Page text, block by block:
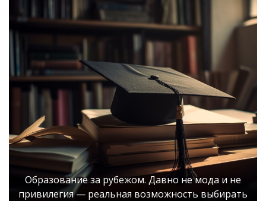
Образование за рубежом. Давно не мода и не
привилегия — реальная возможность выбирать